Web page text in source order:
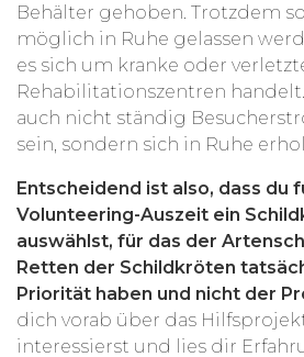
Behälter gehoben. Trotzdem
möglich in Ruhe gelassen
es sich um kranke oder
Rehabilitationszentren
auch nicht ständig
sein, sondern sich in Ruhe
Entscheidend ist also, dass du
Volunteering-Auszeit ein
auswählst, für das der
Retten der Schildkröten
Priorität haben und nicht der
dich vorab über das
interessierst und lies dir